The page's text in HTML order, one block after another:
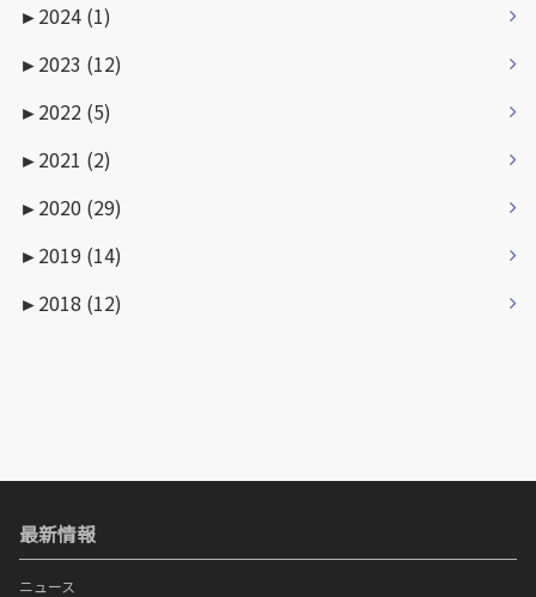
►2024 (1)
►2023 (12)
►2022 (5)
►2021 (2)
►2020 (29)
►2019 (14)
►2018 (12)
最新情報
ニュース